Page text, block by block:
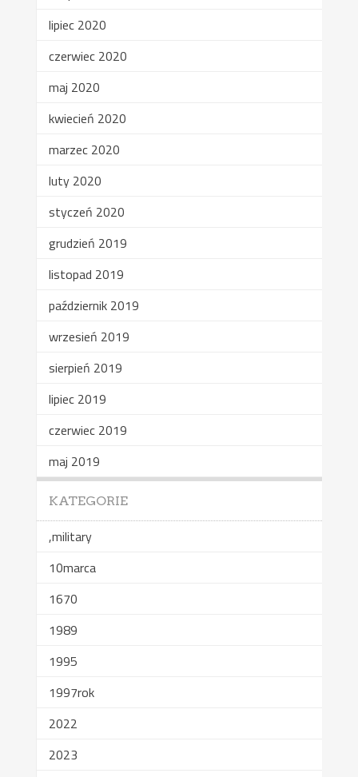
lipiec 2020
czerwiec 2020
maj 2020
kwiecień 2020
marzec 2020
luty 2020
styczeń 2020
grudzień 2019
listopad 2019
październik 2019
wrzesień 2019
sierpień 2019
lipiec 2019
czerwiec 2019
maj 2019
KATEGORIE
,military
10marca
1670
1989
1995
1997rok
2022
2023